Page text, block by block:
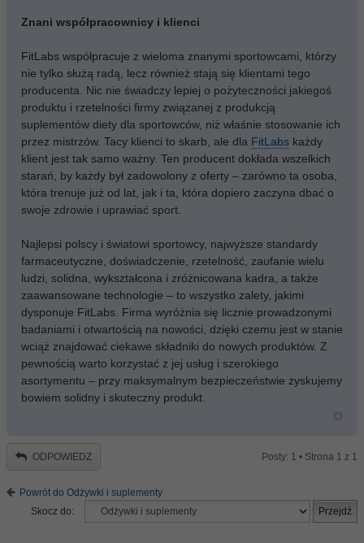
Znani współpracownicy i klienci
FitLabs współpracuje z wieloma znanymi sportowcami, którzy
nie tylko służą radą, lecz również stają się klientami tego
producenta. Nic nie świadczy lepiej o pożyteczności jakiegoś
produktu i rzetelności firmy związanej z produkcją
suplementów diety dla sportowców, niż właśnie stosowanie ich
przez mistrzów. Tacy klienci to skarb, ale dla FitLabs każdy
klient jest tak samo ważny. Ten producent dokłada wszelkich
starań, by każdy był zadowolony z oferty – zarówno ta osoba,
która trenuje już od lat, jak i ta, która dopiero zaczyna dbać o
swoje zdrowie i uprawiać sport.
Najlepsi polscy i światowi sportowcy, najwyższe standardy
farmaceutyczne, doświadczenie, rzetelność, zaufanie wielu
ludzi, solidna, wykształcona i zróżnicowana kadra, a także
zaawansowane technologie – to wszystko zalety, jakimi
dysponuje FitLabs. Firma wyróżnia się licznie prowadzonymi
badaniami i otwartością na nowości, dzięki czemu jest w stanie
wciąż znajdować ciekawe składniki do nowych produktów. Z
pewnością warto korzystać z jej usług i szerokiego
asortymentu – przy maksymalnym bezpieczeństwie zyskujemy
bowiem solidny i skuteczny produkt.
ODPOWIEDZ Posty: 1 • Strona 1 z 1
Powrót do Odżywki i suplementy
Skocz do: